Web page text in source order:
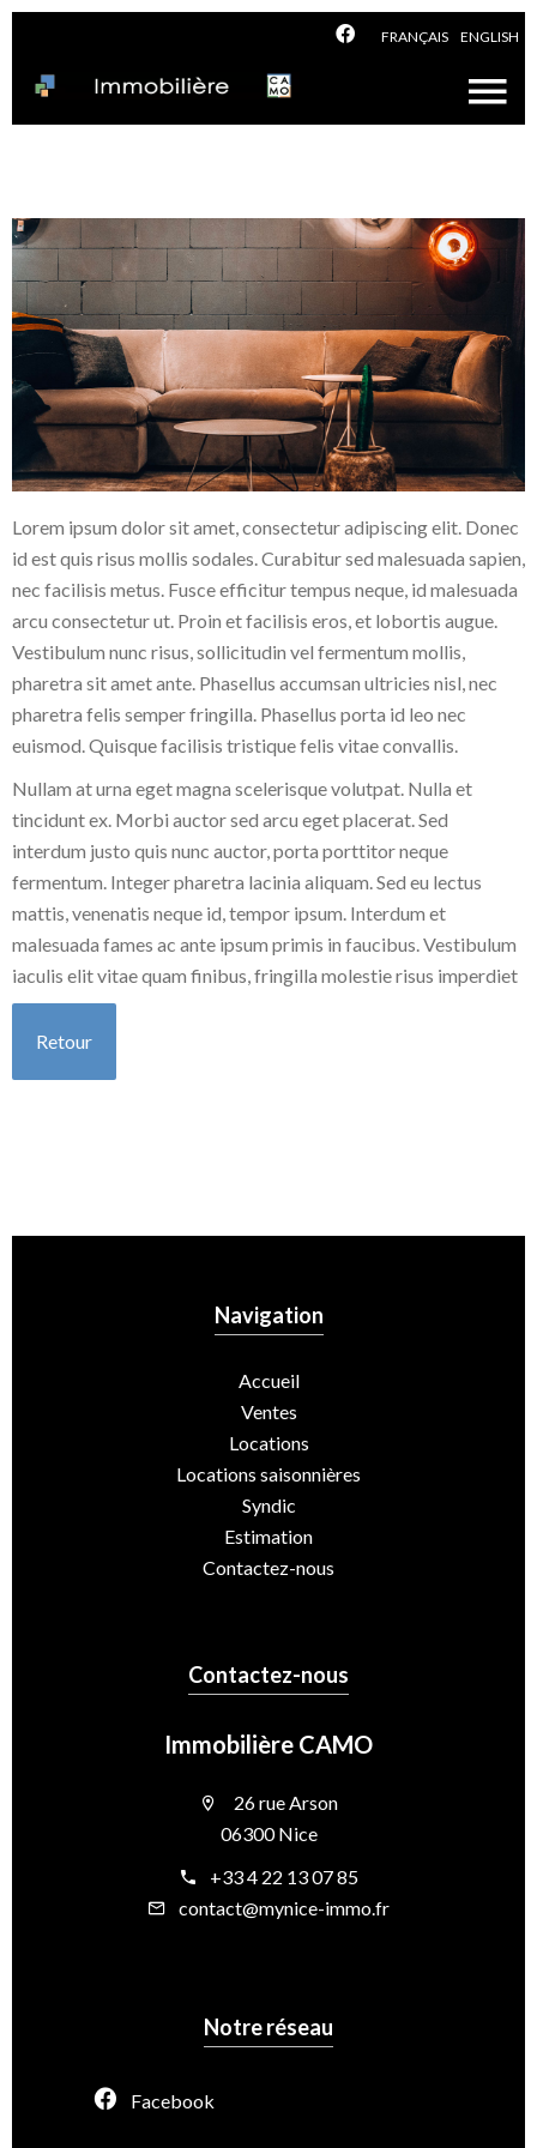
FRANÇAIS ENGLISH
Lorem ipsum dolor sit amet, consectetur adipiscing elit. Donec
id est quis risus mollis sodales. Curabitur sed malesuada sapien,
nec facilisis metus. Fusce efficitur tempus neque, id malesuada
arcu consectetur ut. Proin et facilisis eros, et lobortis augue.
Vestibulum nunc risus, sollicitudin vel fermentum mollis,
pharetra sit amet ante. Phasellus accumsan ultricies nisl, nec
pharetra felis semper fringilla. Phasellus porta id leo nec
euismod. Quisque facilisis tristique felis vitae convallis.
Nullam at urna eget magna scelerisque volutpat. Nulla et
tincidunt ex. Morbi auctor sed arcu eget placerat. Sed
interdum justo quis nunc auctor, porta porttitor neque
fermentum. Integer pharetra lacinia aliquam. Sed eu lectus
mattis, venenatis neque id, tempor ipsum. Interdum et
malesuada fames ac ante ipsum primis in faucibus. Vestibulum
iaculis elit vitae quam finibus, fringilla molestie risus imperdiet
Retour
Navigation
Accueil
Ventes
Locations
Locations saisonnières
Syndic
Estimation
Contactez-nous
Contactez-nous
Immobilière CAMO
26 rue Arson
06300 Nice
+33 4 22 13 07 85
contact@mynice-immo.fr
Notre réseau
Facebook